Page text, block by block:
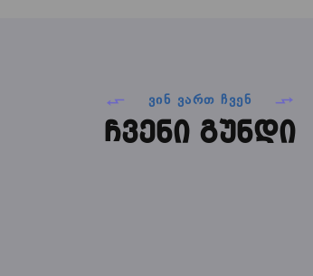
ᲕᲘᲜ ᲕᲐᲠᲗ ᲩᲕᲔᲜ
ჩვენი გუნდი